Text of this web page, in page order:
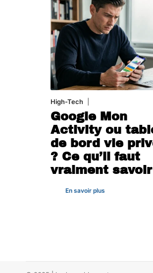
High-Tech
Google Mon
Activity ou
de bord vie
? Ce qu’il faut
vraiment savoir
En savoir plus